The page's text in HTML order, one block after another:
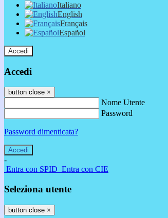
Italiano
English
Français
Español
Accedi
Accedi
button close ×
Nome Utente
Password
Password dimenticata?
-
Entra con SPID Entra con CIE
Seleziona utente
button close ×